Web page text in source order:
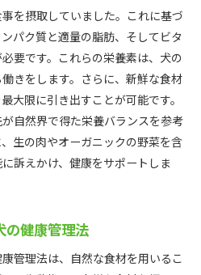
を摂取していました。これに基づ
パク質と適量の脂肪、そしてビタ
要です。これらの栄養素は、犬の
きをします。さらに、新鮮な食材
大限に引き出すことが可能です。
自然界で得た栄養バランスを参考
生の肉やオーガニックの野菜を含
訴えかけ、健康をサポートしま
の健康管理法
管理法は、自然な食材を用いるこ